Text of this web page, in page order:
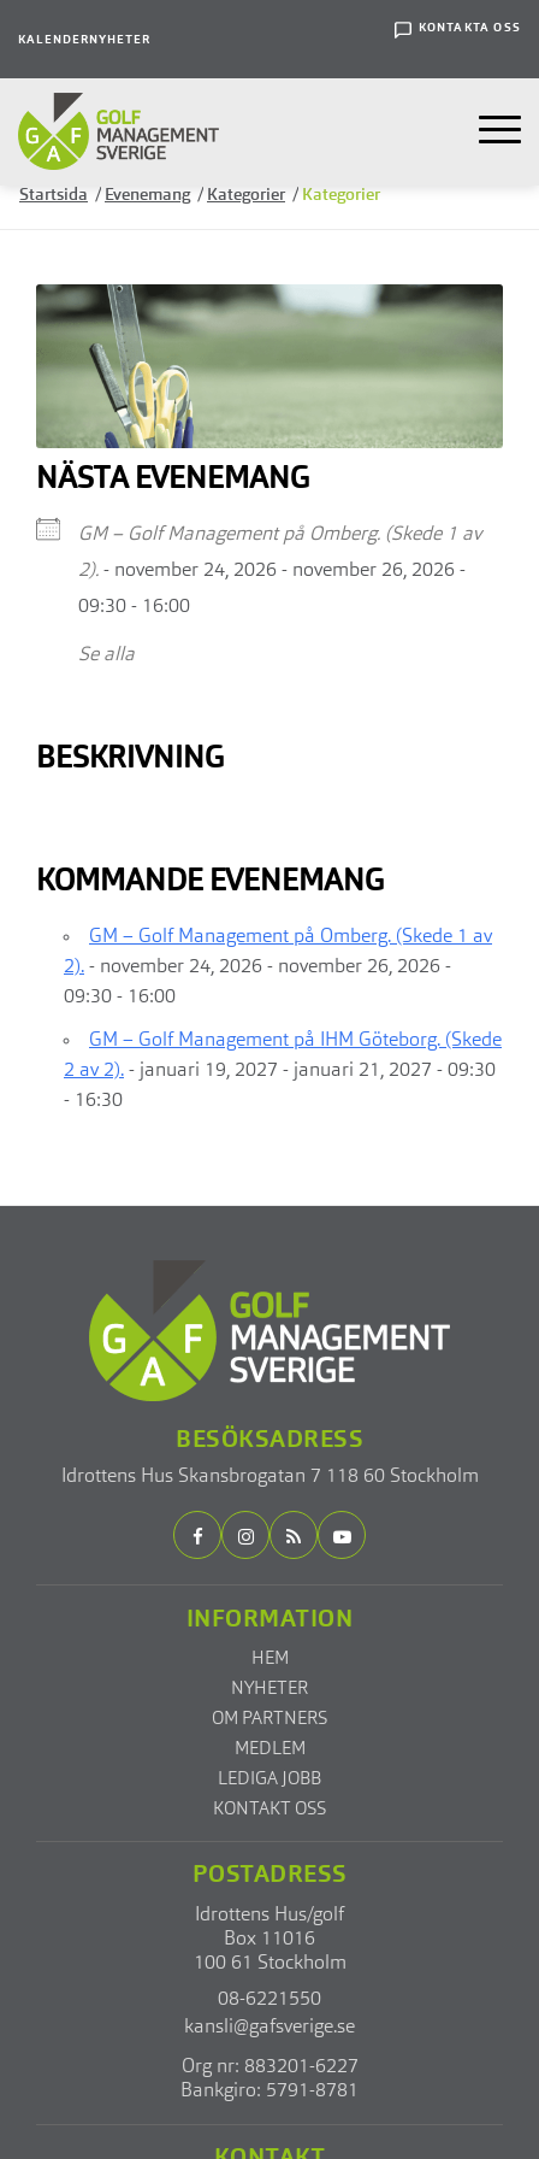
KALENDER NYHETER
KONTAKTA OSS
Startsida / Evenemang / Kategorier / Kategorier
NÄSTA EVENEMANG
GM – Golf Management på Omberg. (Skede 1 av
2). - november 24, 2026 - november 26, 2026 -
09:30 - 16:00
Se alla
BESKRIVNING
KOMMANDE EVENEMANG
GM – Golf Management på Omberg. (Skede 1 av
2). - november 24, 2026 - november 26, 2026 -
09:30 - 16:00
GM – Golf Management på IHM Göteborg. (Skede
2 av 2). - januari 19, 2027 - januari 21, 2027 - 09:30
- 16:30
BESÖKSADRESS
Idrottens HusSkansbrogatan 7 118 60 Stockholm
INFORMATION
HEM
NYHETER
OM PARTNERS
MEDLEM
LEDIGA JOBB
KONTAKT OSS
POSTADRESS
Idrottens Hus/golf
Box 11016
100 61 Stockholm
08-6221550
kansli@gafsverige.se
Org nr: 883201-6227
Bankgiro: 5791-8781